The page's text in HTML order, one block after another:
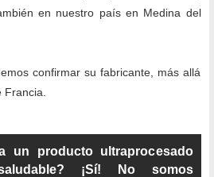
en nuestro país en Medina del
confirmar su fabricante, más allá
un producto ultraprocesado
¡Sí! No somos